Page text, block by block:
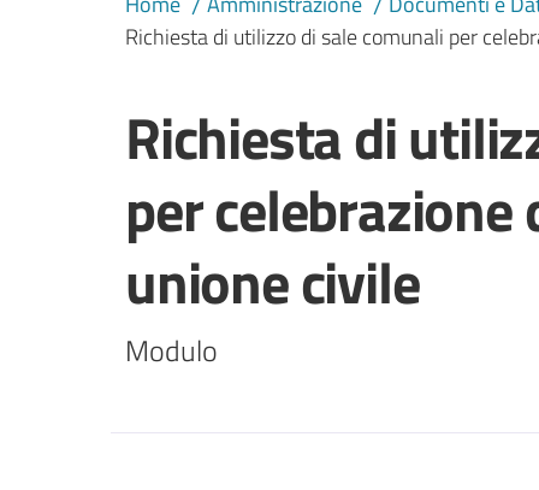
Richiesta di utilizzo di sale comunali per
Richiesta di
per
unione civile
Modulo